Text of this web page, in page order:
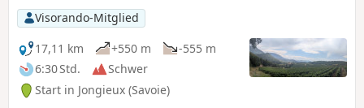
Visorando-Mitglied
17,11 km
+550 m
-555 m
6:30 Std.
Schwer
Start in Jongieux (Savoie)